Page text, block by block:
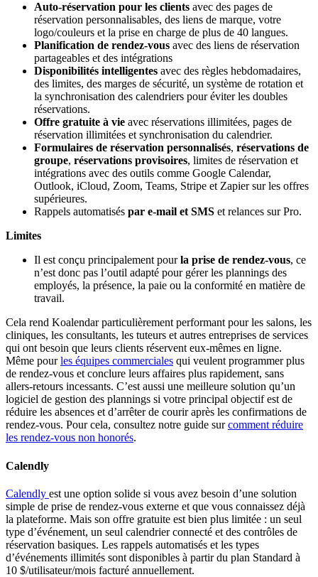
Auto-réservation pour les clients avec des pages de
réservation personnalisables, des liens de marque, votre
logo/couleurs et la prise en charge de plus de 40 langues.
Planification de rendez-vous avec des liens de réservation
partageables et des intégrations
Disponibilités intelligentes avec des règles hebdomadaires,
des limites, des marges de sécurité, un système de rotation et
la synchronisation des calendriers pour éviter les doubles
réservations.
Offre gratuite à vie avec réservations illimitées, pages de
réservation illimitées et synchronisation du calendrier.
Formulaires de réservation personnalisés, réservations de
groupe, réservations provisoires, limites de réservation et
intégrations avec des outils comme Google Calendar,
Outlook, iCloud, Zoom, Teams, Stripe et Zapier sur les offres
supérieures.
Rappels automatisés par e-mail et SMS et relances sur Pro.
Limites
Il est conçu principalement pourla prise de rendez-vous, ce
n’est donc pas l’outil adapté pour gérer les plannings des
employés, la présence, la paie ou la conformité en matière de
travail.
Cela rend Koalendar particulièrement performant pour les salons, les
cliniques, les consultants, les tuteurs et autres entreprises de services
qui ont besoin que leurs clients réservent eux‑mêmes en ligne.
Même pourles équipes commerciales qui veulent programmer plus
de rendez‑vous et conclure leurs affaires plus rapidement, sans
allers‑retours incessants. C’est aussi une meilleure solution qu’un
logiciel de gestion des plannings si votre principal objectif est de
réduire les absences et d’arrêter de courir après les confirmations de
rendez‑vous. Pour cela, consultez notre guide surcomment réduire
les rendez‑vous non honorés.
Calendly
Calendly est une option solide si vous avez besoin d’une solution
simple de prise de rendez-vous externe et que vous connaissez déjà
la plateforme. Mais son offre gratuite est bien plus limitée : un seul
type d’événement, un seul calendrier connecté et des contrôles de
réservation basiques. Les rappels automatisés et les types
d’événements illimités sont disponibles à partir du plan Standard à
10 $/utilisateur/mois facturé annuellement.